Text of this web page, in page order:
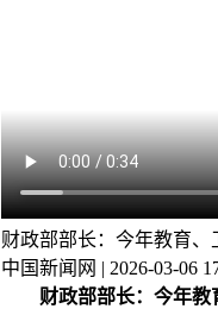
财政部部长：今年教育
中国新闻网 | 2026-03-06
财政部部长：今年教